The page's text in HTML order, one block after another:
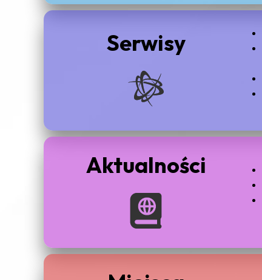
Serwisy
Aktualności